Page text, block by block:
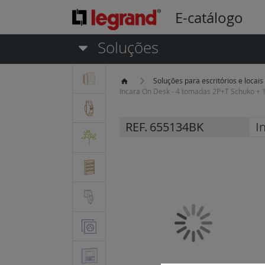
E-catálogo
Soluções
Soluções para escritórios e
Incara On Desk - 4 tomadas 2P+T Schuko
REF. 655134BK